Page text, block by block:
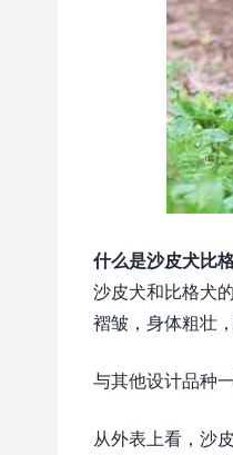
什么是沙皮犬比
沙皮犬和比格犬
褶皱，身体粗壮
与其他设计品种
从外表上看，沙